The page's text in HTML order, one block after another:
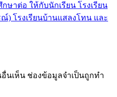
ษาต่อ ให้กับนักเรียน โรงเรียน
) โรงเรียนบ้านแสลงโทน และ
นเห็น ช่องข้อมูลจำเป็นถูกทำ